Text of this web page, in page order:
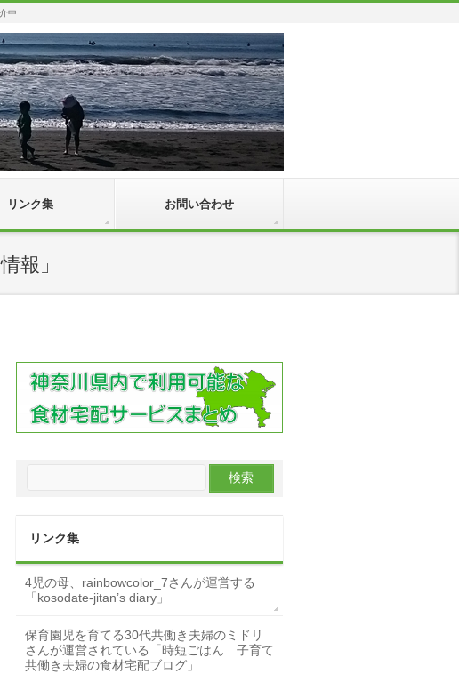
中
リンク集 お問い合わせ
報」
リンク集
4児の母、rainbowcolor_7さんが運営する
「kosodate-jitan’s diary」
保育園児を育てる30代共働き夫婦のミドリ
さんが運営されている「時短ごはん 子育て
共働き夫婦の食材宅配ブログ」